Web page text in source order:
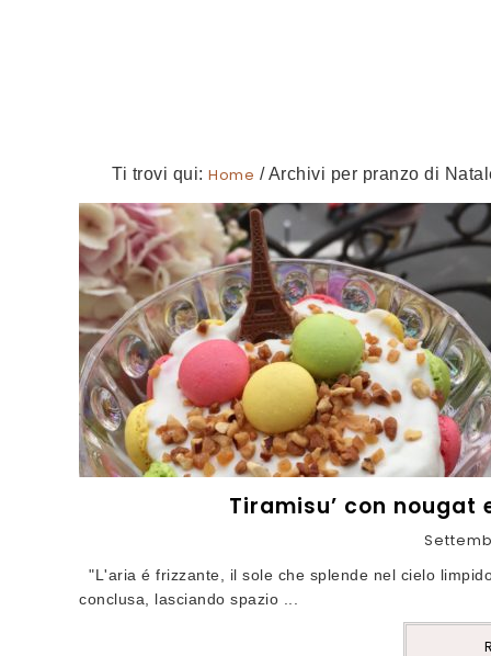
Ti trovi qui: Home /Archivi per pranzo di
Tiramisu’ con
"L'aria é frizzante, il sole che splende nel cielo
conclusa, lasciando spazio ...